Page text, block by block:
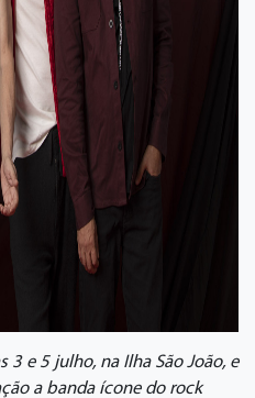
3 e 5 julho, na Ilha São João, e
a banda ícone do rock